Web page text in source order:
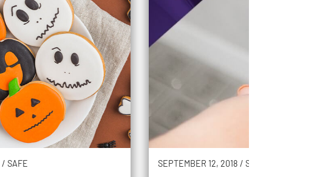
/ SAFE SEPTEMBER 12, 2018 / SAFE